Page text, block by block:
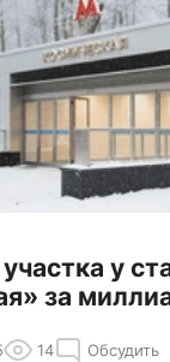
у
за
14 Обсудить